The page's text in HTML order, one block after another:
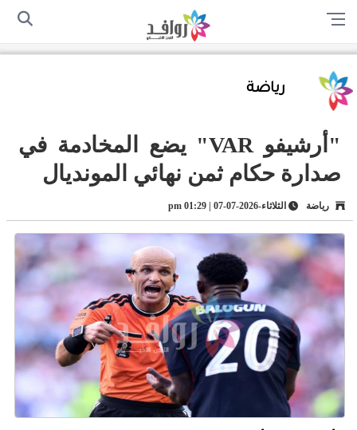
الرئيسية سياسة الخصوصية
رياضة
"أرشيفو VAR" يضع المخادمة في
صدارة حكام ثمن نهائي المونديال
رياضة الثلاثاء-2026-07-07 | 01:29 pm